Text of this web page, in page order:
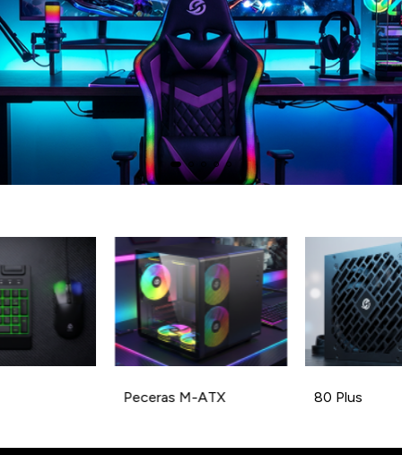
Peceras M-ATX 80 Plus